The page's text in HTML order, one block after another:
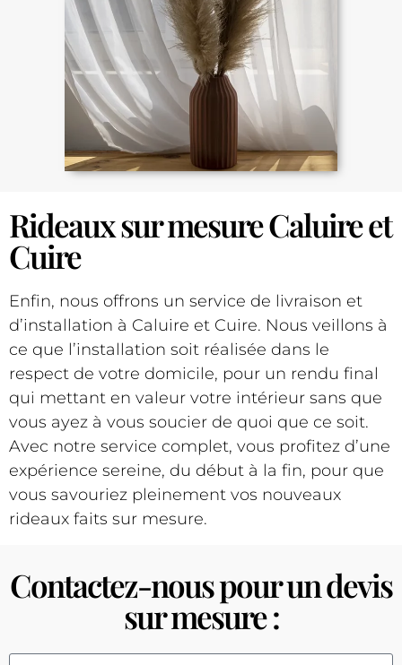
Rideaux sur mesure Caluire et
Cuire
Enfin, nous offrons un service de livraison et
d’installation à Caluire et Cuire. Nous veillons à
ce que l’installation soit réalisée dans le
respect de votre domicile, pour un rendu final
qui mettant en valeur votre intérieur sans que
vous ayez à vous soucier de quoi que ce soit.
Avec notre service complet, vous profitez d’une
expérience sereine, du début à la fin, pour que
vous savouriez pleinement vos nouveaux
rideaux faits sur mesure.
Contactez-nous pour un devis
sur mesure :